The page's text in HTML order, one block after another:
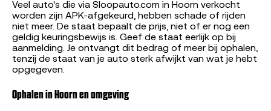
Veel auto's die via Sloopauto.com in Hoorn verkocht
worden zijn APK-afgekeurd, hebben schade of rijden
niet meer. De staat bepaalt de prijs, niet of er nog een
geldig keuringsbewijs is. Geef de staat eerlijk op bij
aanmelding. Je ontvangt dit bedrag of meer bij ophalen,
tenzij de staat van je auto sterk afwijkt van wat je hebt
opgegeven.
Ophalen in Hoorn en omgeving